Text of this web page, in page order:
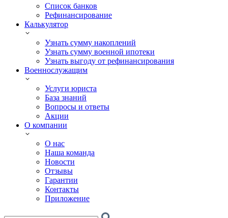
Список банков
Рефинансирование
Калькулятор
Узнать сумму накоплений
Узнать сумму военной ипотеки
Узнать выгоду от рефинансирования
Военнослужащим
Услуги юриста
База знаний
Вопросы и ответы
Акции
О компании
О нас
Наша команда
Новости
Отзывы
Гарантии
Контакты
Приложение